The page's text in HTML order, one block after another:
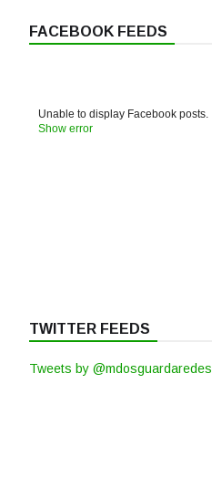
FACEBOOK FEEDS
Unable to display Facebook posts.
Show error
TWITTER FEEDS
Tweets by @mdosguardaredes